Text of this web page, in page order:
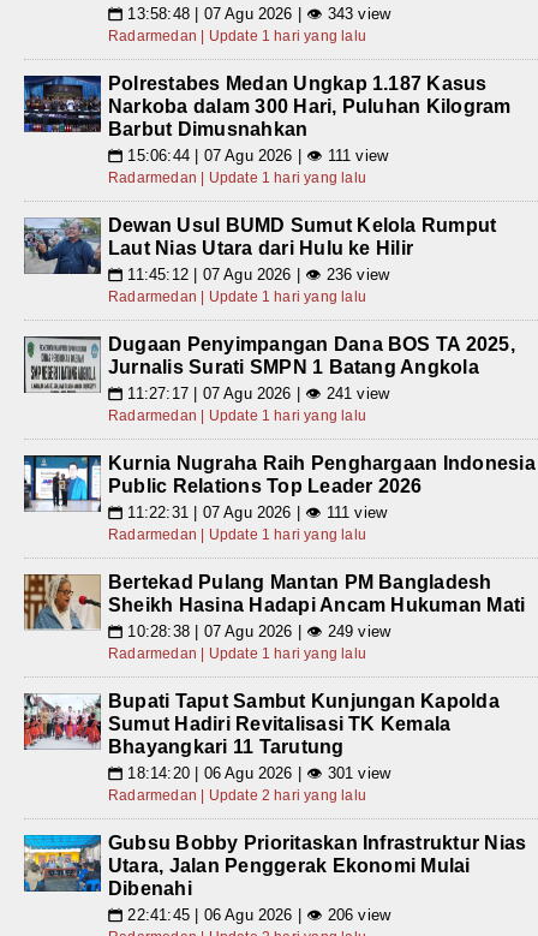
📅 13:58:48 | 07 Agu 2026 | 👁 343 view
Radarmedan | Update 1 hari yang lalu
Polrestabes Medan Ungkap 1.187 Kasus
Narkoba dalam 300 Hari, Puluhan Kilogram
Barbut Dimusnahkan
📅 15:06:44 | 07 Agu 2026 | 👁 111 view
Radarmedan | Update 1 hari yang lalu
Dewan Usul BUMD Sumut Kelola Rumput
Laut Nias Utara dari Hulu ke Hilir
📅 11:45:12 | 07 Agu 2026 | 👁 236 view
Radarmedan | Update 1 hari yang lalu
Dugaan Penyimpangan Dana BOS TA 2025,
Jurnalis Surati SMPN 1 Batang Angkola
📅 11:27:17 | 07 Agu 2026 | 👁 241 view
Radarmedan | Update 1 hari yang lalu
Kurnia Nugraha Raih Penghargaan Indonesia
Public Relations Top Leader 2026
📅 11:22:31 | 07 Agu 2026 | 👁 111 view
Radarmedan | Update 1 hari yang lalu
Bertekad Pulang Mantan PM Bangladesh
Sheikh Hasina Hadapi Ancam Hukuman Mati
📅 10:28:38 | 07 Agu 2026 | 👁 249 view
Radarmedan | Update 1 hari yang lalu
Bupati Taput Sambut Kunjungan Kapolda
Sumut Hadiri Revitalisasi TK Kemala
Bhayangkari 11 Tarutung
📅 18:14:20 | 06 Agu 2026 | 👁 301 view
Radarmedan | Update 2 hari yang lalu
Gubsu Bobby Prioritaskan Infrastruktur Nias
Utara, Jalan Penggerak Ekonomi Mulai
Dibenahi
📅 22:41:45 | 06 Agu 2026 | 👁 206 view